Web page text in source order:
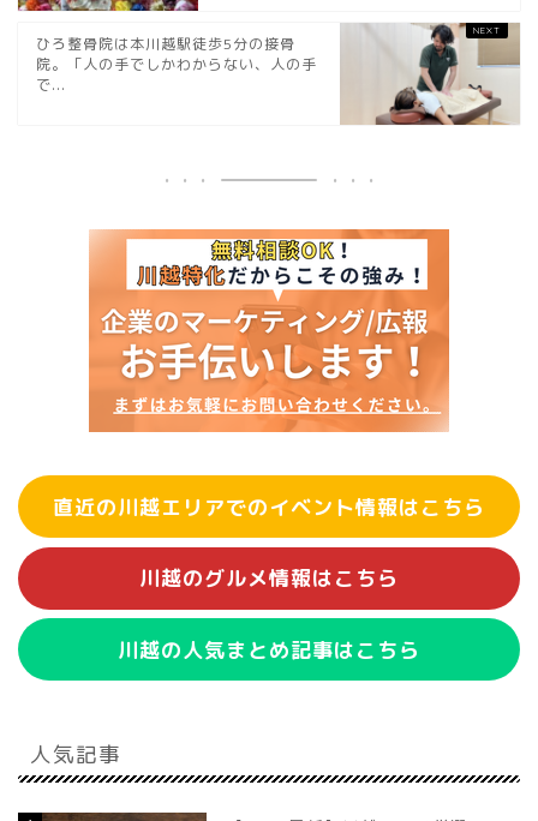
ひろ整骨院は本川越駅徒歩5分の接骨
院。「人の手でしかわからない、人の手
で...
直近の川越エリアでのイベント情報はこちら
川越のグルメ情報はこちら
川越の人気まとめ記事はこちら
人気記事